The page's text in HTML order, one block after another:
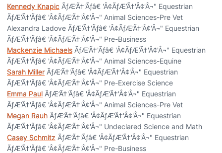
Kennedy Knapic ÃƒÆ’Ã†'Ãƒâ€ 'Â¢ÃƒÆ’Ã†'Â¢'Â¬" Equestrian
ÃƒÆ’Ã†'Ãƒâ€ 'Â¢ÃƒÆ’Ã†'Â¢'Â¬" Animal Sciences-Pre Vet
Alexandra Ladove ÃƒÆ’Ã†'Ãƒâ€ 'Â¢ÃƒÆ’Ã†'Â¢'Â¬" Equestrian
ÃƒÆ’Ã†'Ãƒâ€ 'Â¢ÃƒÆ’Ã†'Â¢'Â¬" Pre-Business
Mackenzie Michaels ÃƒÆ’Ã†'Ãƒâ€ 'Â¢ÃƒÆ’Ã†'Â¢'Â¬" Equestrian
ÃƒÆ’Ã†'Ãƒâ€ 'Â¢ÃƒÆ’Ã†'Â¢'Â¬" Animal Sciences-Equine
Sarah Miller ÃƒÆ’Ã†'Ãƒâ€ 'Â¢ÃƒÆ’Ã†'Â¢'Â¬" Equestrian
ÃƒÆ’Ã†'Ãƒâ€ 'Â¢ÃƒÆ’Ã†'Â¢'Â¬" Pre-Exercise Science
Emma Paul ÃƒÆ’Ã†'Ãƒâ€ 'Â¢ÃƒÆ’Ã†'Â¢'Â¬" Equestrian
ÃƒÆ’Ã†'Ãƒâ€ 'Â¢ÃƒÆ’Ã†'Â¢'Â¬" Animal Sciences-Pre Vet
Megan Rauh ÃƒÆ’Ã†'Ãƒâ€ 'Â¢ÃƒÆ’Ã†'Â¢'Â¬" Equestrian
ÃƒÆ’Ã†'Ãƒâ€ 'Â¢ÃƒÆ’Ã†'Â¢'Â¬" Undeclared Science and Math
Casey Schmitz ÃƒÆ’Ã†'Ãƒâ€ 'Â¢ÃƒÆ’Ã†'Â¢'Â¬" Equestrian
ÃƒÆ’Ã†'Ãƒâ€ 'Â¢ÃƒÆ’Ã†'Â¢'Â¬" Pre-Business